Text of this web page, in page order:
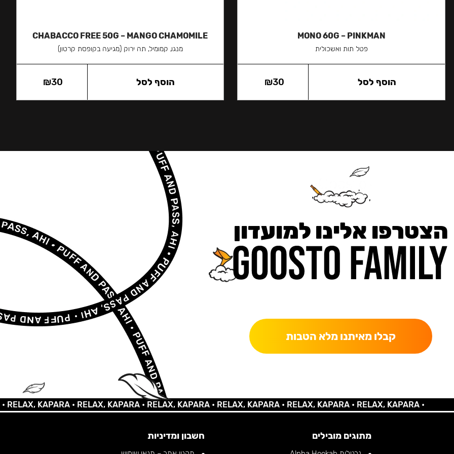
MONO 60G – PINKMAN
פטל תות ואשכולית
₪30 הוסף לסל
CHABACCO FREE 50G – MANGO CHAMOMILE
מנגו, קמומיל, תה ירוק (מגיעה בקופסת קרטון)
₪30 הוסף לסל
הצטרפו אלינו למועדון
קבלו מאיתנו מלא הטבות
KAPARA •RELAX, KAPARA •RELAX, KAPARA •RELAX, KAPARA •RELAX, KAPARA •RELAX, KAPARA •
מתוגים מובילים חשבון ומדיניות